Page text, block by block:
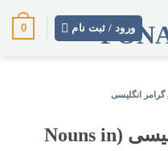
ورود / ثبت نام 0
گرامر انگلیسی
اسامی در زبان انگلیسی (Nouns in